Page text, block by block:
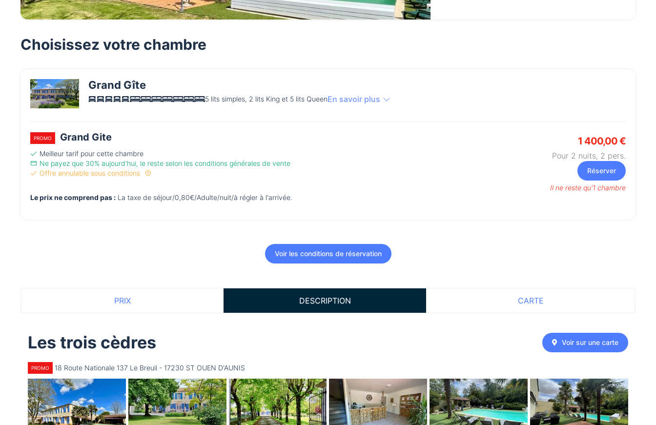
Choisissez votre chambre
Grand Gîte
5 lits simples, 2 lits King et 5 lits QueenEn savoir plus
PROMO Grand Gite
Meilleur tarif pour cette chambre
Ne payez que 30% aujourd'hui, le reste selon les conditions générales de vente
Offre annulable sous conditions
Le prix ne comprend pas : La taxe de séjour/0,80€/Adulte/nuit/à régler à l'arrivée.
1 400,00 €
Pour 2 nuits, 2 pers.
Réserver
Il ne reste qu'1 chambre
Voir les conditions de réservation
PRIX DESCRIPTION CARTE
Les trois cèdres
PROMO 18 Route Nationale 137 Le Breuil - 17230 ST OUEN D'AUNIS
Voir sur une carte